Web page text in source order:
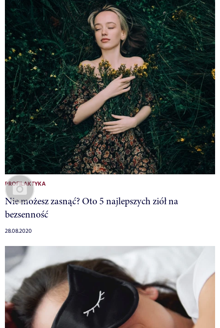
PROFILAKTYKA
Nie możesz zasnąć? Oto 5 najlepszych ziół na
bezsenność
28.08.2020